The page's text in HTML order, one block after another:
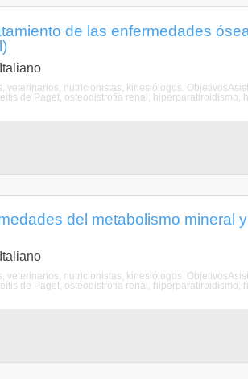
de las enfermedades
veterinarios, nutricionistas, kinesiólogos.
de Paget, osteodistrofia renal, hiperparatiroidismo,
del metabolismo mineral
veterinarios, nutricionistas, kinesiólogos.
de Paget, osteodistrofia renal, hiperparatiroidismo,